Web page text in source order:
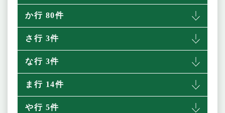
か行 80件
さ行 3件
な行 3件
ま行 14件
や行 5件